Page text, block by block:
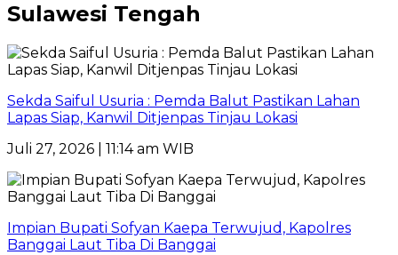
Sulawesi Tengah
Sekda Saiful Usuria : Pemda Balut Pastikan Lahan
Lapas Siap, Kanwil Ditjenpas Tinjau Lokasi
Juli 27, 2026 | 11:14 am WIB
Impian Bupati Sofyan Kaepa Terwujud, Kapolres
Banggai Laut Tiba Di Banggai